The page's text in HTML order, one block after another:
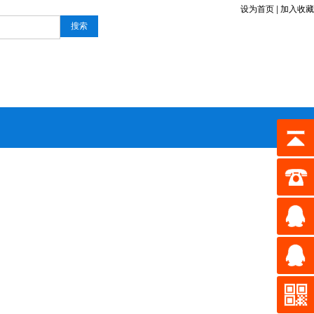
设为首页
加入收藏
搜索